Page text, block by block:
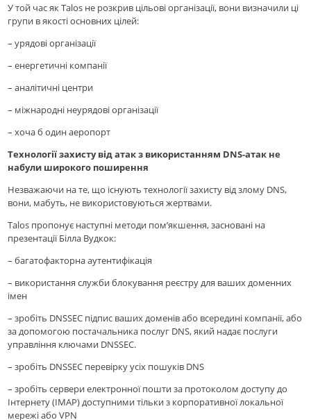
У той час як Talos не розкрив цільові організації, вони визначили ці
групи в якості основних цілей:
– урядові організації
– енергетичні компанії
– аналітичні центри
– міжнародні неурядові організації
– хоча б один аеропорт
Технології захисту від атак з використанням DNS-атак не
набули широкого поширення
Незважаючи на те, що існують технології захисту від злому DNS,
вони, мабуть, не використовуються жертвами.
Talos пропонує наступні методи пом’якшення, засновані на
презентації Білла Вудкок:
– багатофакторна аутентифікація
– використання служби блокування реєстру для ваших доменних
імен
– зробіть DNSSEC підпис ваших доменів або всередині компанії, або
за допомогою постачальника послуг DNS, який надає послуги
управління ключами DNSSEC.
– зробіть DNSSEC перевірку усіх пошуків DNS
– зробіть сервери електронної пошти за протоколом доступу до
Інтернету (IMAP) доступними тільки з корпоративної локальної
мережі або VPN